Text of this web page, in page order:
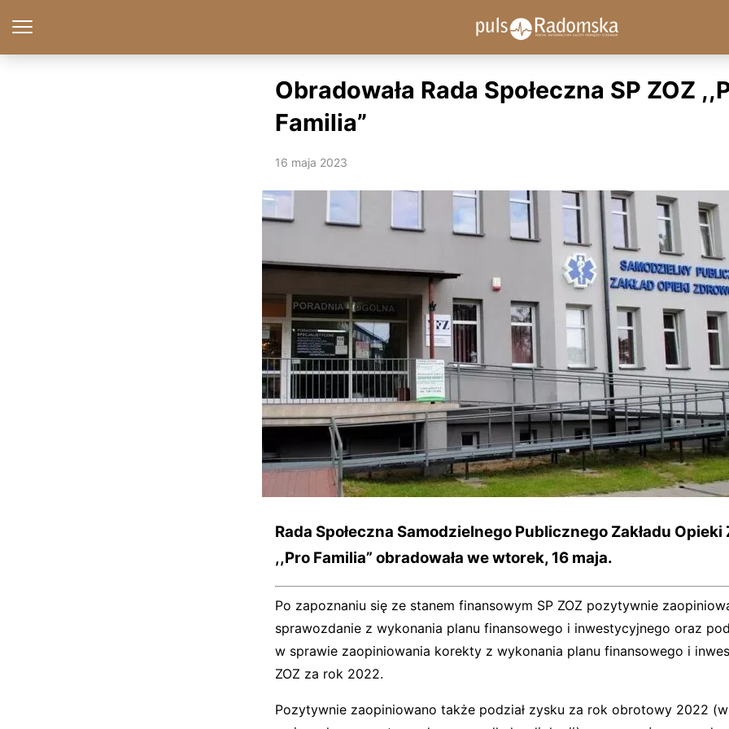
Obradowała Rada Społeczna SP ZOZ
Familia”
16 maja 2023
Rada Społeczna Samodzielnego Publicznego Zakładu
,,Pro Familia” obradowała we wtorek, 16 maja.
Po zapoznaniu się ze stanem finansowym SP ZOZ pozytywnie
sprawozdanie z wykonania planu finansowego i inwestycyjnego oraz
w sprawie zaopiniowania korekty z wykonania planu finansowego i
ZOZ za rok 2022.
Pozytywnie zaopiniowano także podział zysku za rok obrotowy 2022